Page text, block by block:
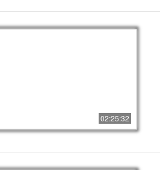
02:25:32